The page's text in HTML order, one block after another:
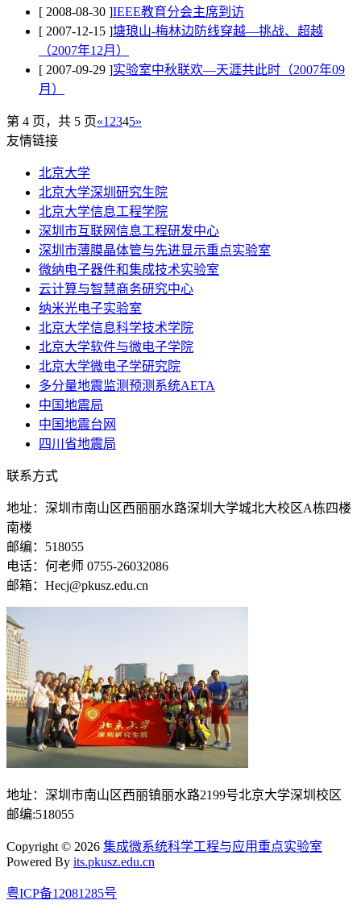
[ 2008-08-30 ]IEEE教育分会主席到访
[ 2007-12-15 ]塘琅山-梅林边防线穿越—挑战、超越
（2007年12月）
[ 2007-09-29 ]实验室中秋联欢—天涯共此时（2007年09
月）
第 4 页，共 5 页«1 2345»
友情链接
北京大学
北京大学深圳研究生院
北京大学信息工程学院
深圳市互联网信息工程研发中心
深圳市薄膜晶体管与先进显示重点实验室
微纳电子器件和集成技术实验室
云计算与智慧商务研究中心
纳米光电子实验室
北京大学信息科学技术学院
北京大学软件与微电子学院
北京大学微电子学研究院
多分量地震监测预测系统AETA
中国地震局
中国地震台网
四川省地震局
联系方式
地址：深圳市南山区西丽丽水路深圳大学城北大校区A栋四楼
南楼
邮编：518055
电话：何老师 0755-26032086
邮箱：Hecj@pkusz.edu.cn
地址：深圳市南山区西丽镇丽水路2199号北京大学深圳校区
邮编:518055
Copyright © 2026 集成微系统科学工程与应用重点实验室
Powered By its.pkusz.edu.cn
粤ICP备12081285号